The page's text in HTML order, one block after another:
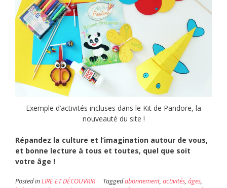
Exemple d’activités incluses dans le Kit de Pandore, la
nouveauté du site !
Répandez la culture et l’imagination autour de vous,
et bonne lecture à tous et toutes, quel que soit
votre âge !
Posted inLIRE ET DÉCOUVRIR Taggedabonnement, activités, âges,